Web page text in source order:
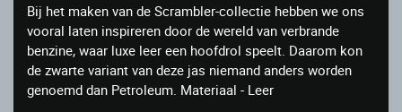
Bij het maken van de Scrambler-collectie hebben we ons
vooral laten inspireren door de wereld van verbrande
benzine, waar luxe leer een hoofdrol speelt. Daarom kon
de zwarte variant van deze jas niemand anders worden
genoemd dan Petroleum. Materiaal - Leer